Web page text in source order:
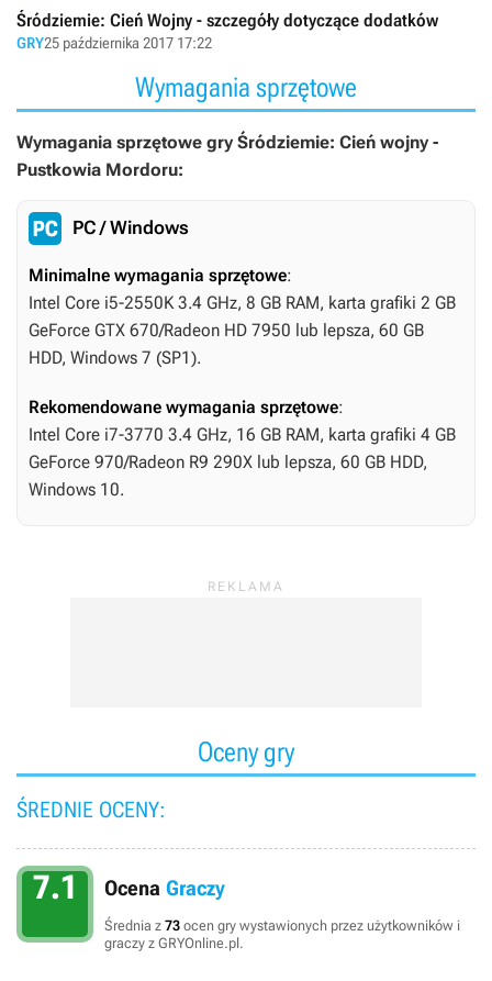
Śródziemie: Cień Wojny - szczegóły dotyczące dodatków
GRY25 października 2017 17:22
Wymagania sprzętowe
Wymagania sprzętowe gry Śródziemie: Cień wojny -
Pustkowia Mordoru:
PC / Windows
Minimalne wymagania sprzętowe:
Intel Core i5-2550K 3.4 GHz, 8 GB RAM, karta grafiki 2 GB
GeForce GTX 670/Radeon HD 7950 lub lepsza, 60 GB
HDD, Windows 7 (SP1).
Rekomendowane wymagania sprzętowe:
Intel Core i7-3770 3.4 GHz, 16 GB RAM, karta grafiki 4 GB
GeForce 970/Radeon R9 290X lub lepsza, 60 GB HDD,
Windows 10.
Oceny gry
ŚREDNIE OCENY:
7.1 Ocena Graczy
Średnia z 73 ocen gry wystawionych przez użytkowników i
graczy z GRYOnline.pl.